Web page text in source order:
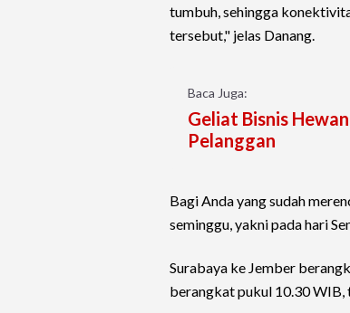
tumbuh, sehingga
tersebut," jelas Danang.
Baca Juga:
Geliat Bisnis
Pelanggan
Bagi Anda yang sudah
seminggu, yakni pada hari
Surabaya ke Jember
berangkat pukul 10.30